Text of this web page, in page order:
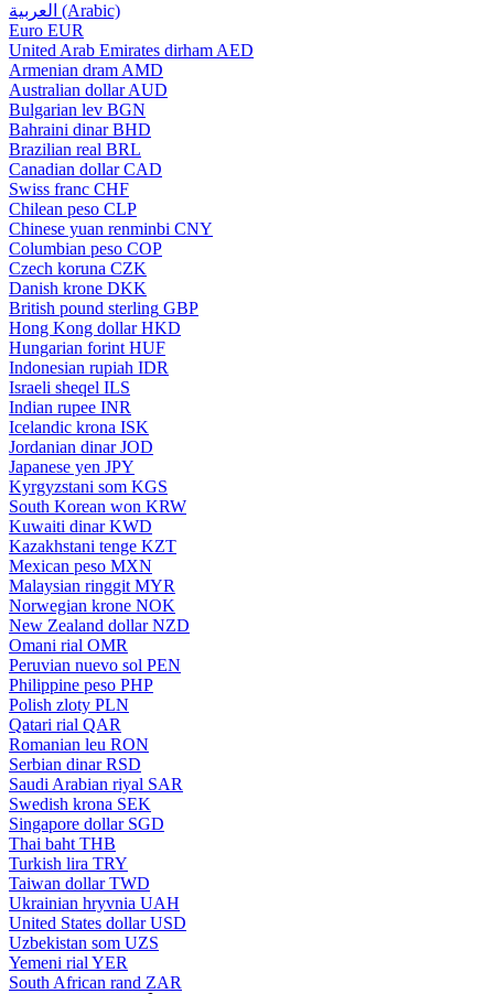
العربية (Arabic)
Euro EUR
United Arab Emirates dirham AED
Armenian dram AMD
Australian dollar AUD
Bulgarian lev BGN
Bahraini dinar BHD
Brazilian real BRL
Canadian dollar CAD
Swiss franc CHF
Chilean peso CLP
Chinese yuan renminbi CNY
Columbian peso COP
Czech koruna CZK
Danish krone DKK
British pound sterling GBP
Hong Kong dollar HKD
Hungarian forint HUF
Indonesian rupiah IDR
Israeli sheqel ILS
Indian rupee INR
Icelandic krona ISK
Jordanian dinar JOD
Japanese yen JPY
Kyrgyzstani som KGS
South Korean won KRW
Kuwaiti dinar KWD
Kazakhstani tenge KZT
Mexican peso MXN
Malaysian ringgit MYR
Norwegian krone NOK
New Zealand dollar NZD
Omani rial OMR
Peruvian nuevo sol PEN
Philippine peso PHP
Polish zloty PLN
Qatari rial QAR
Romanian leu RON
Serbian dinar RSD
Saudi Arabian riyal SAR
Swedish krona SEK
Singapore dollar SGD
Thai baht THB
Turkish lira TRY
Taiwan dollar TWD
Ukrainian hryvnia UAH
United States dollar USD
Uzbekistan som UZS
Yemeni rial YER
South African rand ZAR